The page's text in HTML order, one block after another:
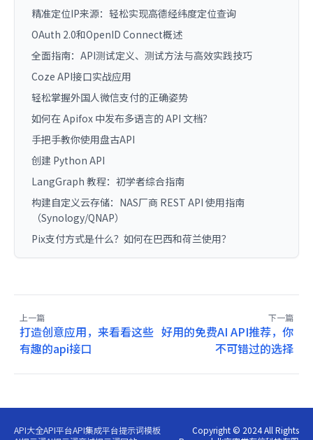
精准定位IP来源：轻松实现高德经纬度定位查询
OAuth 2.0和OpenID Connect概述
全面指南：API测试定义、测试方法与高效实践技巧
Coze API接口实战应用
轻松掌握外国人微信支付的正确姿势
如何在 Apifox 中发布多语言的 API 文档？
手把手教你使用盘古API
创建 Python API
LangGraph 教程：初学者综合指南
构建自定义云存储：NAS厂商 REST API 使用指南
（Synology/QNAP）
Pix支付方式是什么？如何在巴西和荷兰使用？
上一篇
打造创意应用，来看看这些
有趣的api接口
下一篇
好用的免费AI API推荐，你
不可错过的选择
API大全API平台API集成平台提示词模板
Copyright © 2024 All Rights